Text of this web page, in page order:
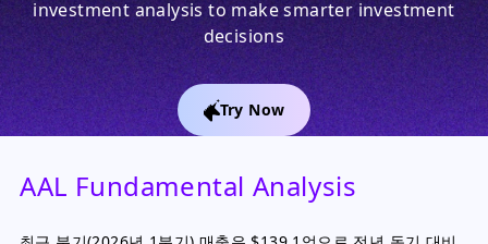
investment analysis to make smarter investment
decisions
Try Now
AAL Fundamental Analysis